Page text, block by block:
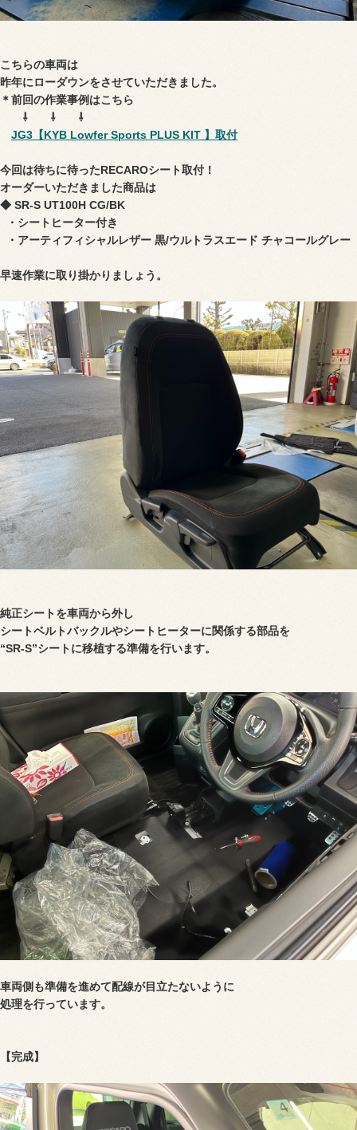
こちらの車両は
昨年にローダウンをさせていただきました。
＊前回の作業事例はこちら
⇩ ⇩ ⇩
JG3【KYB Lowfer Sports PLUS KIT 】取付
今回は待ちに待ったRECAROシート取付！
オーダーいただきました商品は
◆ SR-S UT100H CG/BK
・シートヒーター付き
・アーティフィシャルレザー 黒/ウルトラスエード チャコールグレー
早速作業に取り掛かりましょう。
純正シートを車両から外し
シートベルトバックルやシートヒーターに関係する部品を
“SR-S”シートに移植する準備を行います。
車両側も準備を進めて配線が目立たないように
処理を行っています。
【完成】